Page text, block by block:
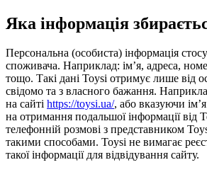
Яка інформація
Персональна (особиста) інформація
споживача. Наприклад: ім’я, адреса,
тощо. Такі дані Toysi отримує лише від
свідомо та з власного бажання.
на сайті https://toysi.ua/, або вказуючи
на отримання подальшої інформації від
телефонній розмові з представником
такими способами. Toysi не вимагає
такої інформації для відвідування сайту.